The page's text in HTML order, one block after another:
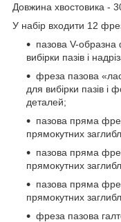
Довжина хвостовика -
У набір входити 12
пазова V-
вибірки пазів і
фреза пазова
для вибірки пазів
деталей;
пазова пряма
прямокутних
пазова пряма
прямокутних
пазова пряма
прямокутних
фреза пазова